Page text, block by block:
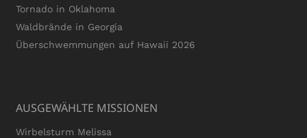
Tornado in Oklahoma
Waldbrände in Georgia
Überschwemmungen auf Hawaii 2026
AUSGEWÄHLTE MISSIONEN
Wirbelsturm Melissa